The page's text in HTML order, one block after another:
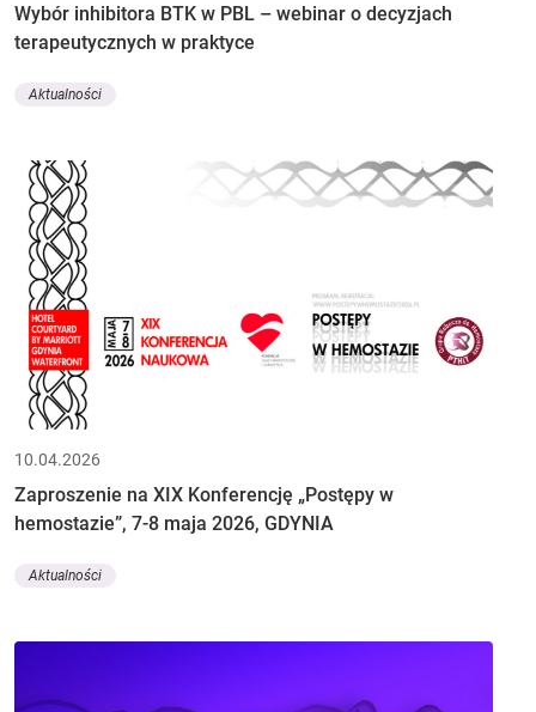
Wybór inhibitora BTK w PBL – webinar o decyzjach
terapeutycznych w praktyce
Aktualności
10.04.2026
Zaproszenie na XIX Konferencję „Postępy w
hemostazie”, 7-8 maja 2026, GDYNIA
Aktualności